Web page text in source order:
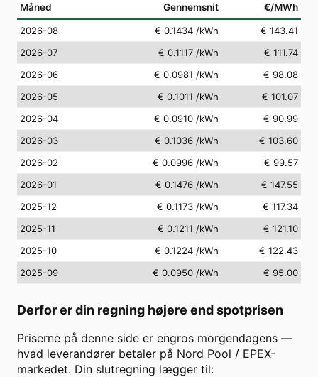
Måned Gennemsnit €/MWh
2026-08 € 0.1434 /kWh
€ 143.41
2026-07
€ 0.1117 /kWh
€ 111.74
2026-06
€ 0.0981 /kWh
€ 98.08
2026-05
€ 0.1011 /kWh
€ 101.07
2026-04
€ 0.0910 /kWh
€ 90.99
2026-03
€ 0.1036 /kWh
€ 103.60
2026-02
€ 0.0996 /kWh
€ 99.57
2026-01
€ 0.1476 /kWh
€ 147.55
2025-12
€ 0.1173 /kWh
€ 117.34
2025-11
€ 0.1211 /kWh
€ 121.10
2025-10
€ 0.1224 /kWh
€ 122.43
2025-09
€ 0.0950 /kWh € 95.00
Derfor er din regning højere end spotprisen
Priserne på denne side er engros morgendagens —
hvad leverandører betaler på Nord Pool / EPEX-
markedet. Din slutregning lægger til: